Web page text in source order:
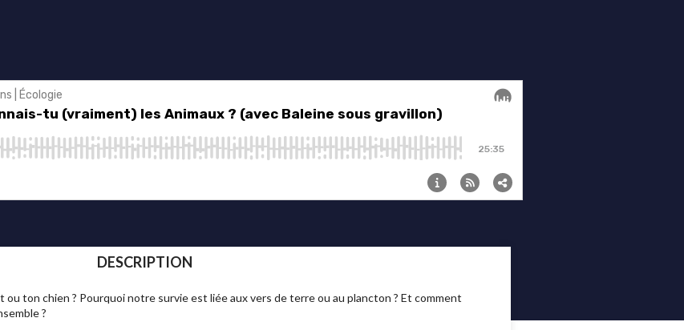
DESCRIPTION
ou ton chien ? Pourquoi notre survie est liée aux vers de terre ou au plancton ? Et comment
?